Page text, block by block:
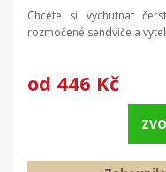
Chcete si vychutnat
rozmočené sendviče a
od 446 Kč